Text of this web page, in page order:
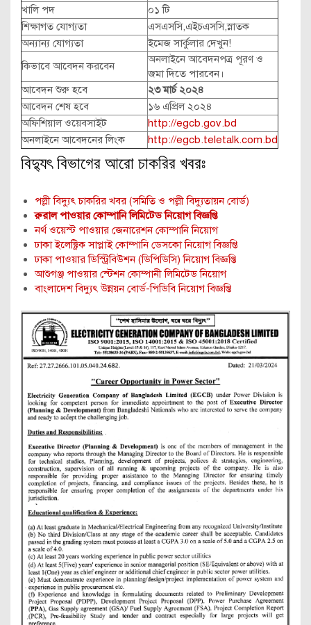
খালি পদ
০১ টি
শিক্ষাগত যোগ্যতা
এসএসসি,এইচএসসি,স্নাতক
অন্যান্য যোগ্যতা
ইমেজ সার্কুলার দেখুন!
কিভাবে আবেদন করবেন
অনলাইনে আবেদনপত্র পূরণ ও
জমা দিতে পারবেন।
আবেদন শুরু হবে
২৩ মার্চ ২০২৪
আবেদন শেষ হবে
১৬ এপ্রিল ২০২৪
অফিশিয়াল ওয়েবসাইট
http://egcb.gov.bd
অনলাইনে আবেদনের লিংক
http://egcb.teletalk.com.bd
বিদ্যুৎ বিভাগের আরো চাকরির খবরঃ
পল্লী বিদ্যুৎ চাকরির খবর (সমিতি ও পল্লী বিদ্যুতায়ন বোর্ড)
রুরাল পাওয়ার কোম্পানি লিমিটেড নিয়োগ বিজ্ঞপ্তি
নর্থ ওয়েস্ট পাওয়ার জেনারেশন কোম্পানি নিয়োগ
ঢাকা ইলেক্ট্রিক সাপ্লাই কোম্পানি ডেসকো নিয়োগ বিজ্ঞপ্তি
ঢাকা পাওয়ার ডিস্ট্রিবিউশন (ডিপিডিসি) নিয়োগ বিজ্ঞপ্তি
আশুগঞ্জ পাওয়ার স্টেশন কোম্পানী লিমিটেড নিয়োগ
বাংলাদেশ বিদ্যুৎ উন্নয়ন বোর্ড-পিডিবি নিয়োগ বিজ্ঞপ্তি